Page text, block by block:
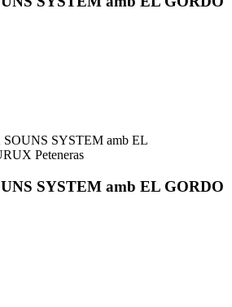
SYSTEM amb EL GORDO